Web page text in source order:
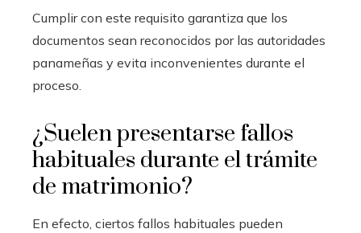
Cumplir con este requisito garantiza que los
documentos sean reconocidos por las autoridades
panameñas y evita inconvenientes durante el
proceso.
¿Suelen presentarse fallos
habituales durante el trámite
de matrimonio?
En efecto, ciertos fallos habituales pueden